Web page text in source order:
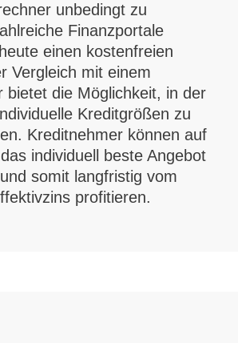
unbedingt zu
Finanzportale
einen kostenfreien
Vergleich mit einem
bietet die Möglichkeit, in der
Kreditgrößen zu
Kreditnehmer können auf
individuell beste Angebot
somit langfristig vom
profitieren.